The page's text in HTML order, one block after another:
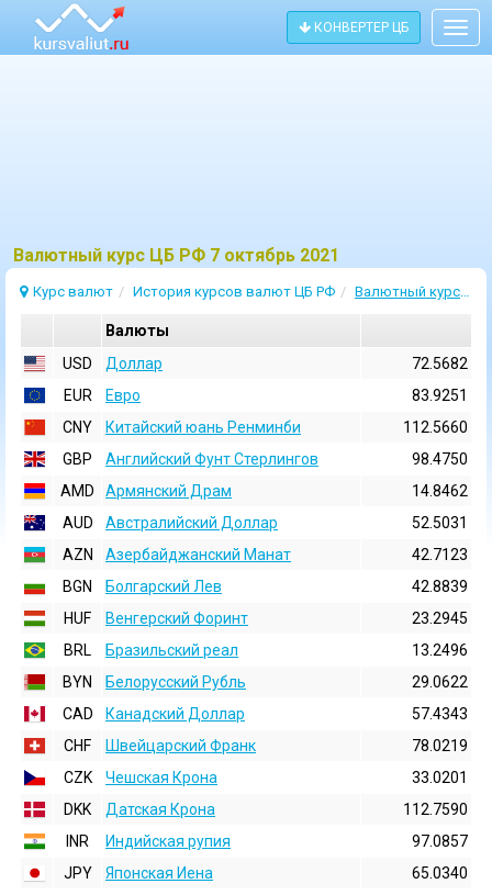
КОНВЕРТЕР ЦБ
Bалютный курс ЦБ РФ 7 октябрь 2021
Курс валют История курсов валют ЦБ РФ Валютный курс 7 Октябрь 2021
Валюты
USD
Доллар
72.5682
EUR
Евро
83.9251
CNY
Китайский юань Ренминби
112.5660
GBP
Английский Фунт Стерлингов
98.4750
AMD
Армянский Драм
14.8462
AUD
Австралийский Доллар
52.5031
AZN
Азербайджанский Манат
42.7123
BGN
Болгарский Лев
42.8839
HUF
Венгерский Форинт
23.2945
BRL
Бразильский реал
13.2496
BYN
Белорусский Рубль
29.0622
CAD
Канадский Доллар
57.4343
CHF
Швейцарский Франк
78.0219
CZK
Чешская Крона
33.0201
DKK
Датская Крона
112.7590
INR
Индийская pупия
97.0857
JPY
Японская Иена
65.0340